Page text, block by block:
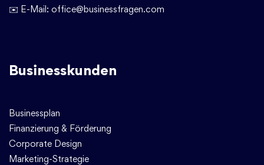
✉️ E-Mail: office@businessfragen.com
Businesskunden
Businessplan
Finanzierung & Förderung
Corporate Design
Marketing-Strategie